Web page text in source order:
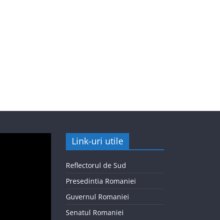
Link-uri utile
Reflectorul de Sud
Presedintia Romaniei
Guvernul Romaniei
Senatul Romaniei